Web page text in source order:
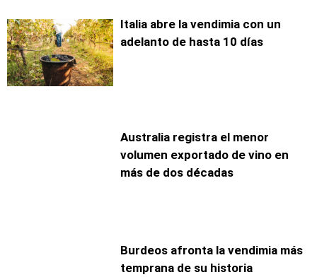
Italia abre la vendimia con un
adelanto de hasta 10 días
Australia registra el menor
volumen exportado de vino en
más de dos décadas
Burdeos afronta la vendimia más
temprana de su historia